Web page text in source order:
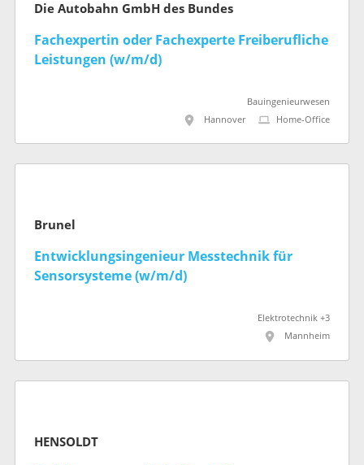
Die Autobahn GmbH des Bundes
Fachexpertin oder Fachexperte Freiberufliche
Leistungen (w/m/d)
Bauingenieurwesen
Hannover
Home-Office
Brunel
Entwicklungsingenieur Messtechnik für
Sensorsysteme (w/m/d)
Elektrotechnik +3
Mannheim
HENSOLDT